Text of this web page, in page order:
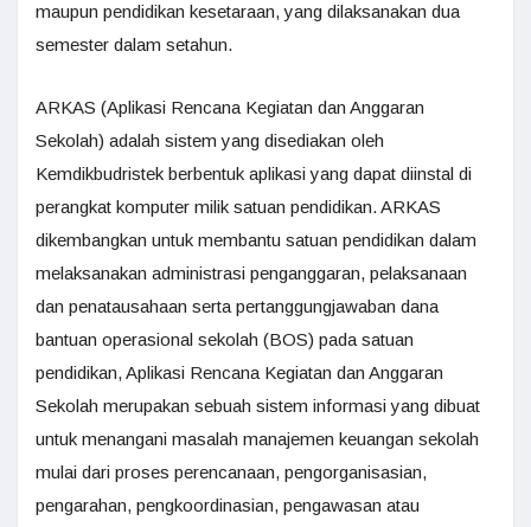
maupun pendidikan kesetaraan, yang dilaksanakan dua
semester dalam setahun.
ARKAS (Aplikasi Rencana Kegiatan dan Anggaran
Sekolah) adalah sistem yang disediakan oleh
Kemdikbudristek berbentuk aplikasi yang dapat diinstal di
perangkat komputer milik satuan pendidikan. ARKAS
dikembangkan untuk membantu satuan pendidikan dalam
melaksanakan administrasi penganggaran, pelaksanaan
dan penatausahaan serta pertanggungjawaban dana
bantuan operasional sekolah (BOS) pada satuan
pendidikan, Aplikasi Rencana Kegiatan dan Anggaran
Sekolah merupakan sebuah sistem informasi yang dibuat
untuk menangani masalah manajemen keuangan sekolah
mulai dari proses perencanaan, pengorganisasian,
pengarahan, pengkoordinasian, pengawasan atau